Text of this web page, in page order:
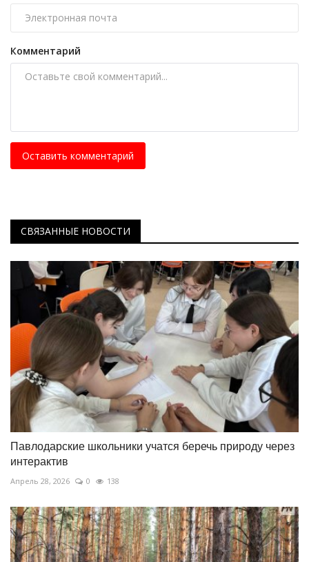
Комментарий
Оставить комментарий
СВЯЗАННЫЕ НОВОСТИ
Павлодарские школьники учатся беречь природу через
интерактив
Апрель 28, 2026 0 138